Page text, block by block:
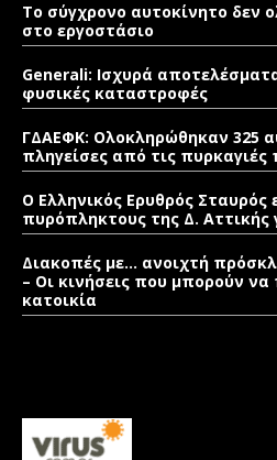
Το σύγχρονο αυτοκίνητο δεν
στο εργοστάσιο
Generali: Ισχυρά
φυσικές καταστροφές
ΓΔΑΕΦΚ: Ολοκληρώθηκαν 325
πληγείσες από τις πυρκαγιές
Ο Ελληνικός Ερυθρός Σταυρός
πυρόπληκτους της Δ. Αττικής
Διακοπές με… ανοιχτή
– Οι κινήσεις που μπορούν
κατοικία